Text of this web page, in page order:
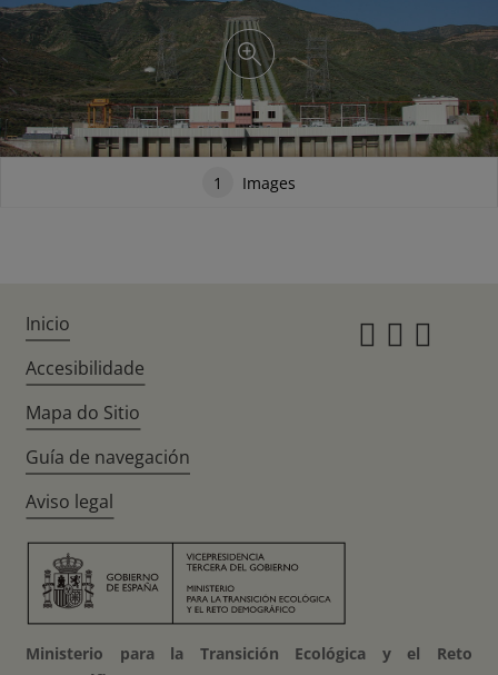
1 Images
Inicio
Accesibilidade
Mapa do Sitio
Guía de navegación
Aviso legal
Ministerio para la Transición Ecológica y el Reto